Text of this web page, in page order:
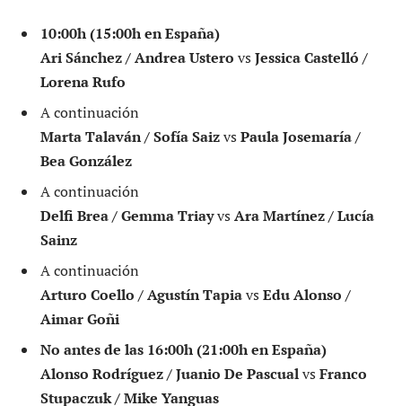
10:00h (15:00h en España)
Ari Sánchez / Andrea Ustero vs Jessica Castelló /
Lorena Rufo
A continuación
Marta Talaván / Sofía Saizvs Paula Josemaría /
Bea González
A continuación
Delfi Brea / Gemma Triayvs Ara Martínez / Lucía
Sainz
A continuación
Arturo Coello / Agustín Tapiavs Edu Alonso /
Aimar Goñi
No antes de las 16:00h (21:00h en España)
Alonso Rodríguez / Juanio De Pascualvs Franco
Stupaczuk / Mike Yanguas